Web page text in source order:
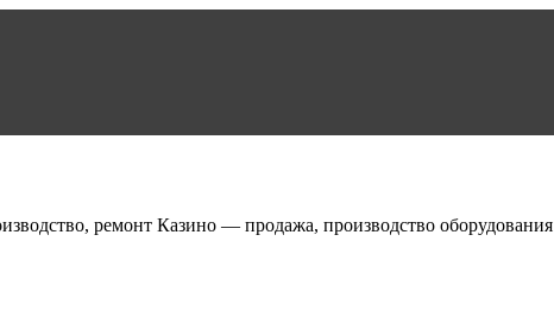
ремонт Казино — продажа, производство оборудования